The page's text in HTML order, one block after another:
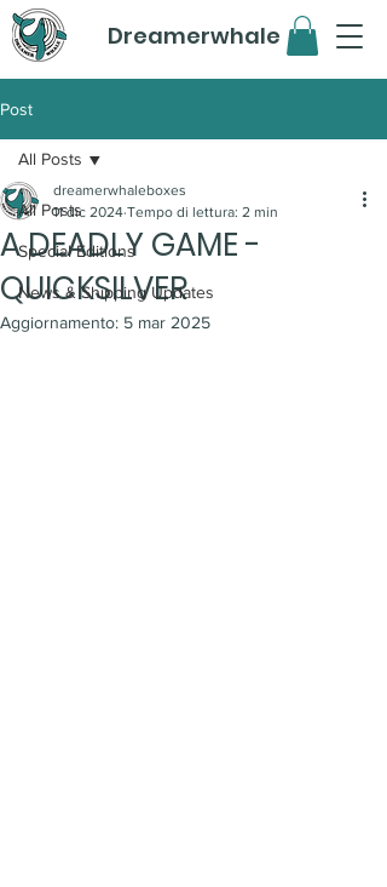
Dreamerwhale
Post
All Posts
Special Editions
News & Shipping Updates
All Posts
A DEADLY GAME -
QUICKSILVER
dreamerwhaleboxes
11 dic 2024 Tempo di lettura: 2 min
Aggiornamento: 5 mar 2025